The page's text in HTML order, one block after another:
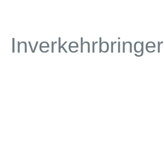
Inverkehrbringer